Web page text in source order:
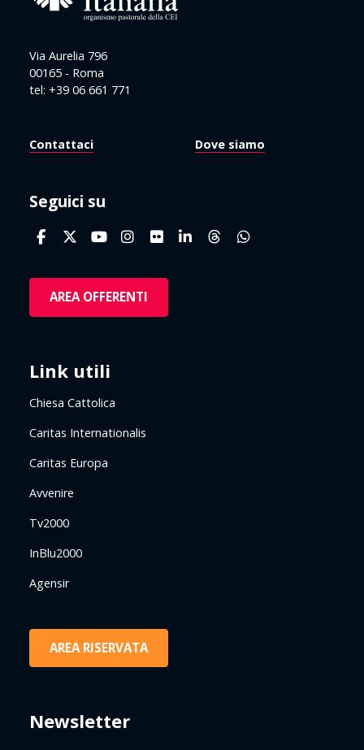
Via Aurelia 796
00165 - Roma
tel: +39 06 661 771
Contattaci Dove siamo
Seguici su
AREA OFFERENTI
Link utili
Chiesa Cattolica
Caritas Internationalis
Caritas Europa
Avvenire
Tv2000
InBlu2000
Agensir
AREA RISERVATA
Newsletter